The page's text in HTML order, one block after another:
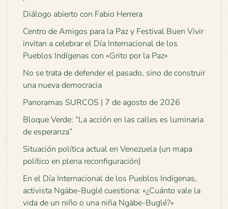
Diálogo abierto con Fabio Herrera
Centro de Amigos para la Paz y Festival Buen Vivir
invitan a celebrar el Día Internacional de los
Pueblos Indígenas con «Grito por la Paz»
No se trata de defender el pasado, sino de construir
una nueva democracia
Panoramas SURCOS | 7 de agosto de 2026
Bloque Verde: “La acción en las calles es luminaria
de esperanza”
Situación política actual en Venezuela (un mapa
político en plena reconfiguración)
En el Día Internacional de los Pueblos Indígenas,
activista Ngäbe-Buglé cuestiona: «¿Cuánto vale la
vida de un niño o una niña Ngäbe-Buglé?»